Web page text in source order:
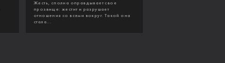
Жесть, сполна оправдывает свое
прозвище: жестит и разрушает
отношения со всеми вокруг. Такой она
стала...